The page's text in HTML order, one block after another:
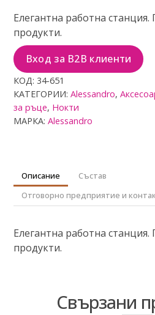
ц
н
е
н
о
с
0
о
т
Елегантна работна станция.
продукти.
Вход за B2B клиенти
КОД: 34-651
КАТЕГОРИИ:Alessandro,
за ръце, Нокти
МАРКА:Alessandro
Описание
Състав
Отговорно предприятие и
Елегантна работна станция.
продукти.
Свързани